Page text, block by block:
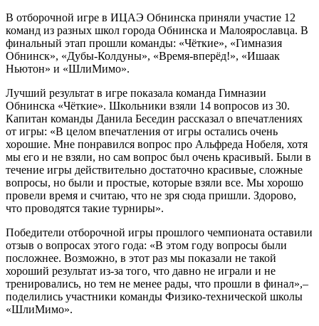
В отборочной игре в ИЦАЭ Обнинска приняли участие 12
команд из разных школ города Обнинска и Малоярославца. В
финальный этап прошли команды: «Чёткие», «Гимназия
Обнинск», «Дубы-Колдуны», «Время-вперёд!», «Ишаак
Ньютон» и «ШлиМимо».
Лучший результат в игре показала команда Гимназии
Обнинска «Чёткие». Школьники взяли 14 вопросов из 30.
Капитан команды Данила Беседин рассказал о впечатлениях
от игры: «В целом впечатления от игры остались очень
хорошие. Мне понравился вопрос про Альфреда Нобеля, хотя
мы его и не взяли, но сам вопрос был очень красивый. Были в
течение игры действительно достаточно красивые, сложные
вопросы, но были и простые, которые взяли все. Мы хорошо
провели время и считаю, что не зря сюда пришли. Здорово,
что проводятся такие турниры».
Победители отборочной игры прошлого чемпионата оставили
отзыв о вопросах этого года: «В этом году вопросы были
посложнее. Возможно, в этот раз мы показали не такой
хороший результат из-за того, что давно не играли и не
тренировались, но тем не менее рады, что прошли в финал»,–
поделились участники команды Физико-технической школы
«ШлиМимо».